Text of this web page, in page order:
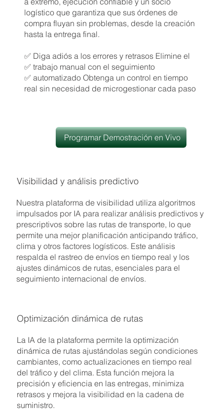
logístico que garantiza que sus órdenes de
compra fluyan sin problemas, desde la creación
hasta la entrega final.
✅ Diga adiós a los errores y retrasos Elimine el
✅ trabajo manual con el seguimiento
✅ automatizado Obtenga un control en tiempo
real sin necesidad de microgestionar cada paso
Programar Demostración en Vivo
Visibilidad y análisis predictivo
Nuestra plataforma de visibilidad utiliza algoritmos
impulsados por IA para realizar análisis predictivos y
prescriptivos sobre las rutas de transporte, lo que
permite una mejor planificación anticipando tráfico,
clima y otros factores logísticos. Este análisis
respalda el rastreo de envíos en tiempo real y los
ajustes dinámicos de rutas, esenciales para el
seguimiento internacional de envíos.
Optimización dinámica de rutas
La IA de la plataforma permite la optimización
dinámica de rutas ajustándolas según condiciones
cambiantes, como actualizaciones en tiempo real
del tráfico y del clima. Esta función mejora la
precisión y eficiencia en las entregas, minimiza
retrasos y mejora la visibilidad en la cadena de
suministro.